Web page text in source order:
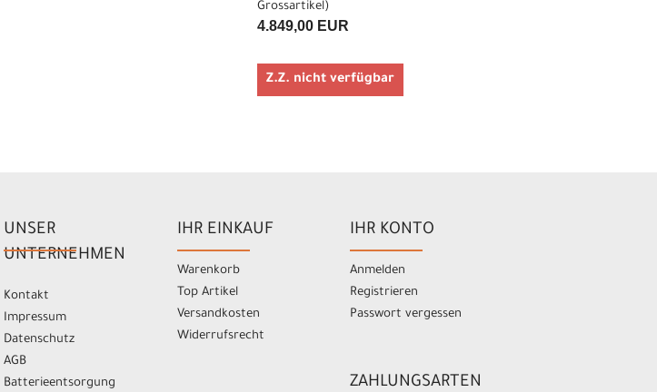
Grossartikel)
4.849,00 EUR
Z.Z. nicht verfügbar
UNSER
UNTERNEHMEN
Kontakt
Impressum
Datenschutz
AGB
Batterieentsorgung
IHR EINKAUF
Warenkorb
Top Artikel
Versandkosten
Widerrufsrecht
IHR KONTO
Anmelden
Registrieren
Passwort vergessen
ZAHLUNGSARTEN